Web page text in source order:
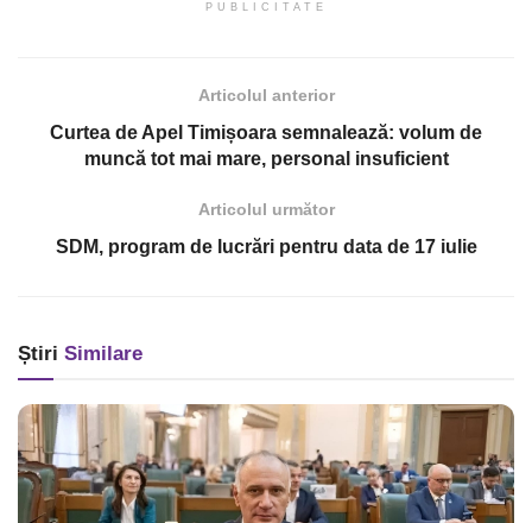
PUBLICITATE
Articolul anterior
Curtea de Apel Timișoara semnalează: volum de
muncă tot mai mare, personal insuficient
Articolul următor
SDM, program de lucrări pentru data de 17 iulie
Știri Similare